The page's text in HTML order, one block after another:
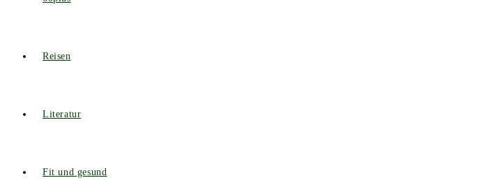
Reisen
Literatur
Fit und gesund